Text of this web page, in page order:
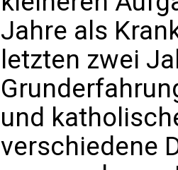
Jahre als
letzten zwei
und
verschiedene